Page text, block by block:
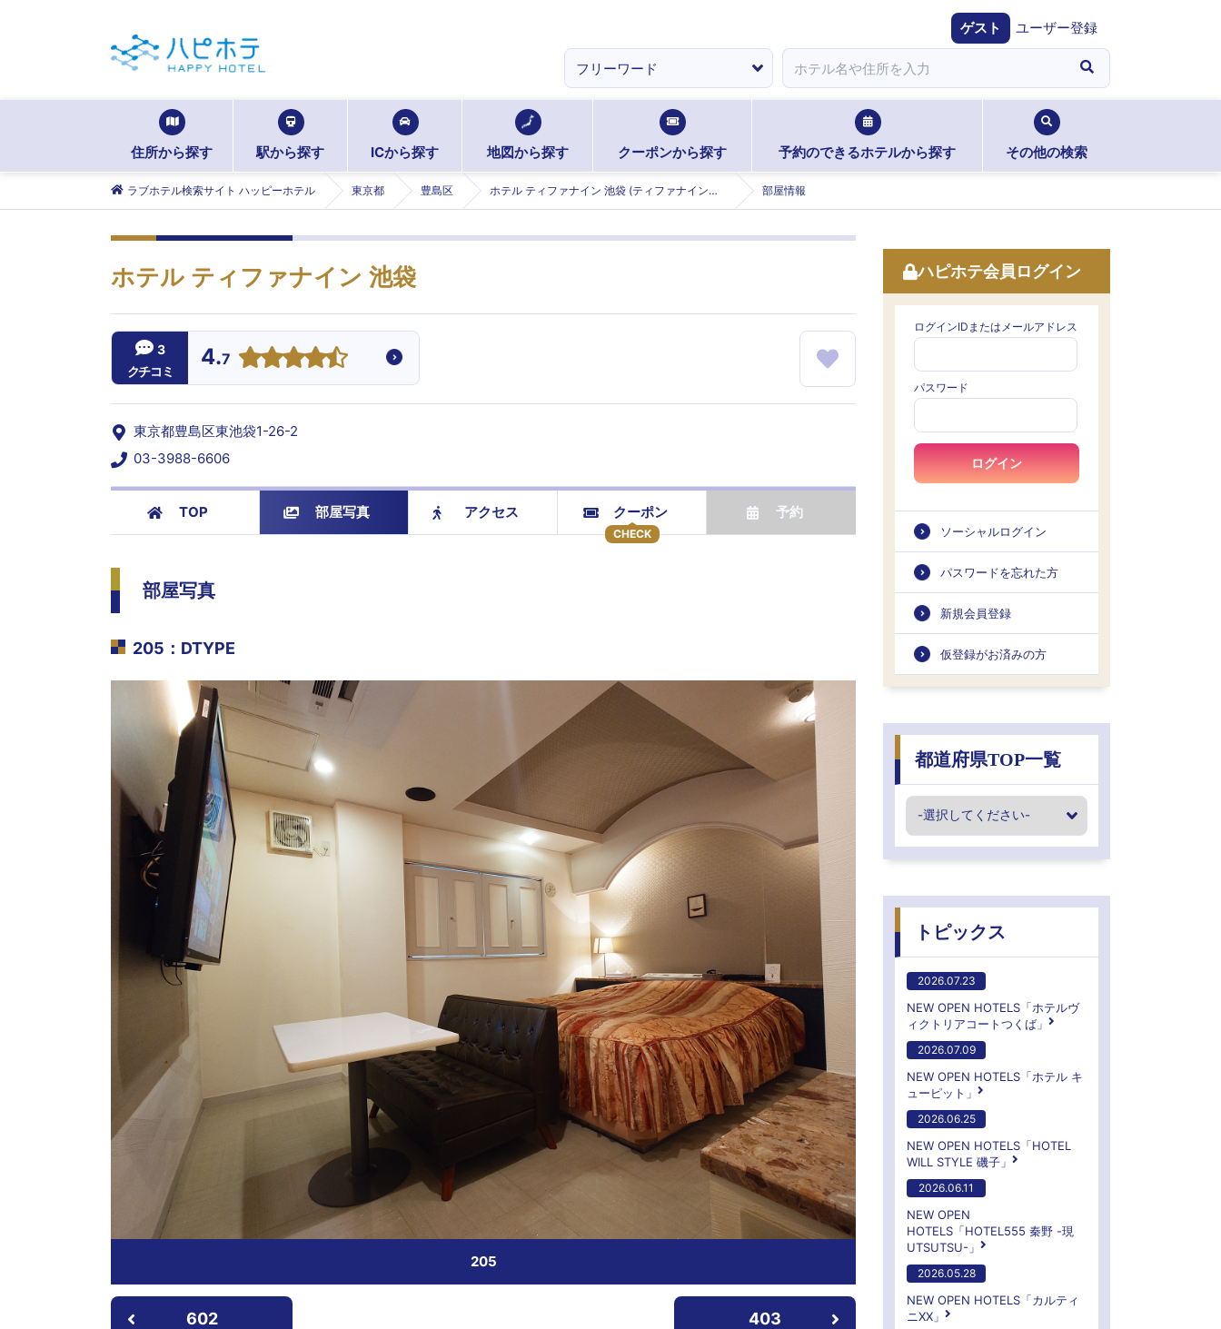
ゲスト ユーザー登録
住所から探す 駅から探す ICから探す 地図から探す クーポンから探す 予約のできるホテルから探す その他の検索
ラブホテル検索サイト ハッピーホテル 東京都 豊島区 ホテル ティファナイン 池袋 (ティファナインイケブクロ) 部屋情報
ホテル ティファナイン 池袋
3
クチコミ
4.7
東京都豊島区東池袋1-26-2
03-3988-6606
TOP 部屋写真 アクセス
CHECK
クーポン 予約
部屋写真
205 ： DTYPE
205
602 403
ハピホテ会員ログイン
ログインIDまたはメールアドレス
パスワード
ログイン
ソーシャルログイン
パスワードを忘れた方
新規会員登録
仮登録がお済みの方
都道府県TOP一覧
トピックス
2026.07.23
NEW OPEN HOTELS「ホテルヴ
ィクトリアコートつくば」
2026.07.09
NEW OPEN HOTELS「ホテル キ
ューピット」
2026.06.25
NEW OPEN HOTELS「HOTEL
WILL STYLE 磯子」
2026.06.11
NEW OPEN
HOTELS「HOTEL555 秦野 -現
UTSUTSU-」
2026.05.28
NEW OPEN HOTELS「カルティ
ニXX」